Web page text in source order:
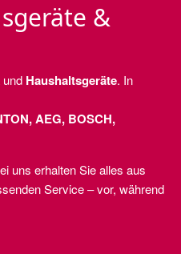
&
und Haushaltsgeräte. In
AEG, BOSCH,
uns erhalten Sie alles aus
Service – vor, während